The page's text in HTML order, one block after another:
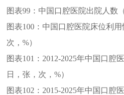
图表99： 中国口腔医院出院人数
图表100： 中国口腔医院床位利用
次，%）
图表101： 2012-2025年中国口腔
日，张，次，%）
图表102： 2015-2025年中国口腔